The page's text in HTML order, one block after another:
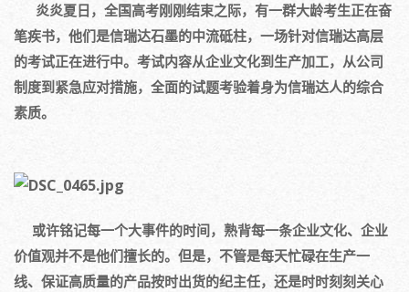
炎炎夏日，全国高考刚刚结束之际，有一群大龄考生正在奋
笔疾书，他们是信瑞达石墨的中流砥柱，一场针对信瑞达高层
的考试正在进行中。考试内容从企业文化到生产加工，从公司
制度到紧急应对措施，全面的试题考验着身为信瑞达人的综合
素质。
或许铭记每一个大事件的时间，熟背每一条企业文化、企业
价值观并不是他们擅长的。但是，不管是每天忙碌在生产一
线、保证高质量的产品按时出货的纪主任，还是时时刻刻关心